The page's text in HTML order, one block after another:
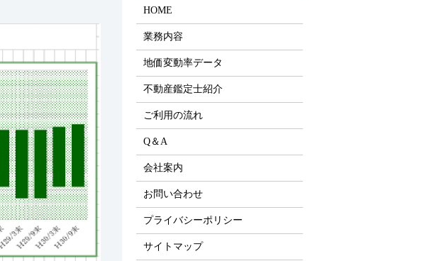
HOME
業務内容
地価変動率データ
不動産鑑定士紹介
ご利用の流れ
Q＆A
会社案内
お問い合わせ
プライバシーポリシー
サイトマップ